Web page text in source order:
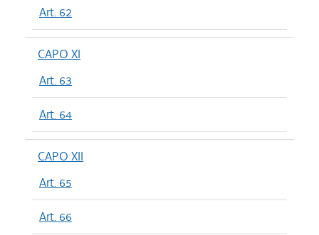
Art. 62
CAPO XI
Art. 63
Art. 64
CAPO XII
Art. 65
Art. 66